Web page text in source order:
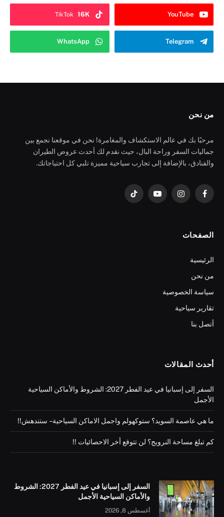
YouTube
TikTok 16K
Telegram
WhatsApp
من نحن
مرحبًا بك في عالم الاستكشاف والمغامرة! نحن في موقعنا نجمع بين
جماليات السفر وراحة البال، حيث نقدم لك أحدث عروض الطيران
والفنادق، بالإضافة إلى تجارب سياحية مميزة تلبي كل احتياجاتك.
فيسبوكالانستغراميوتيوب تيكتوك
الصفحات
الرئيسية
من نحن
سياسة الخصوصية
تقارير سياحية
أتصل بنا
أحدث المقالات
السفر إلى إسبانيا في عيد الفطر 2027: الشروط والأماكن السياحية
الأجمل
ما هي عاصمة السويد؟ ستوكهولم واجمل الاماكن السياحية – ستندهش!!
كم تبلغ مساحة النرويج؟ لن تتوقع أخر الاحصائيات !!
السفر إلى إسبانيا في عيد الفطر 2027: الشروط
والأماكن السياحية الأجمل
أغسطس 8, 2026